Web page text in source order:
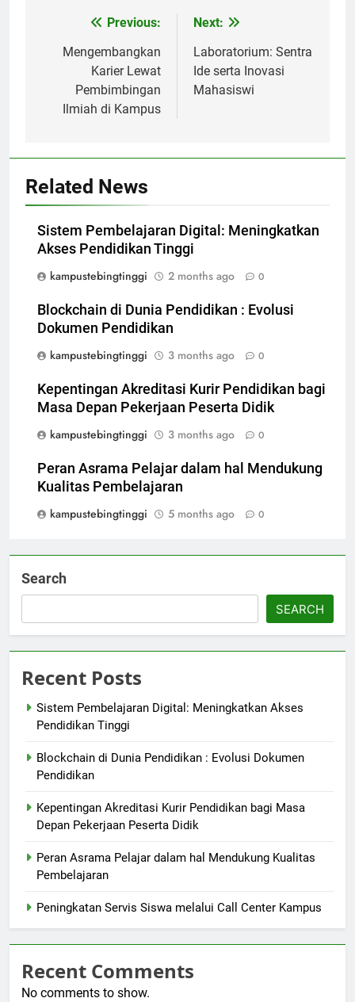
navigation
Previous:
Mengembangkan
Karier Lewat
Pembimbingan
Ilmiah di Kampus
Next:
Laboratorium: Sentra
Ide serta Inovasi
Mahasiswi
Related News
Sistem Pembelajaran Digital: Meningkatkan
Akses Pendidikan Tinggi
kampustebingtinggi
2 months ago 0
Blockchain di Dunia Pendidikan : Evolusi
Dokumen Pendidikan
kampustebingtinggi
3 months ago 0
Kepentingan Akreditasi Kurir Pendidikan bagi
Masa Depan Pekerjaan Peserta Didik
kampustebingtinggi
3 months ago 0
Peran Asrama Pelajar dalam hal Mendukung
Kualitas Pembelajaran
kampustebingtinggi
5 months ago 0
Search
SEARCH
Recent Posts
Sistem Pembelajaran Digital: Meningkatkan Akses
Pendidikan Tinggi
Blockchain di Dunia Pendidikan : Evolusi Dokumen
Pendidikan
Kepentingan Akreditasi Kurir Pendidikan bagi Masa
Depan Pekerjaan Peserta Didik
Peran Asrama Pelajar dalam hal Mendukung Kualitas
Pembelajaran
Peningkatan Servis Siswa melalui Call Center Kampus
Recent Comments
No comments to show.